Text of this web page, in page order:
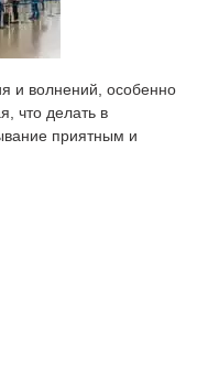
и волнений, особенно
что делать в
приятным и